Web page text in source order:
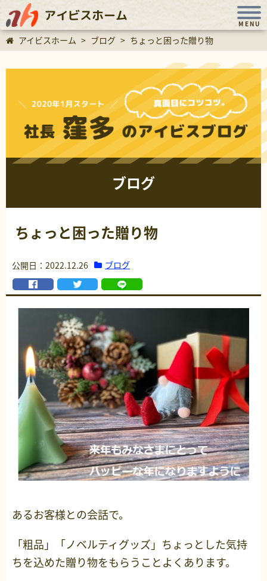
アイビスホーム
MENU
アイビスホーム > ブログ > ちょっと困った贈り物
ブログ
ちょっと困った贈り物
公開日：2022.12.26 ブログ
あるお客様との会話で。
「粗品」「ノベルティグッズ」ちょっとした気持
ちを込めた贈り物をもらうことよくあります。